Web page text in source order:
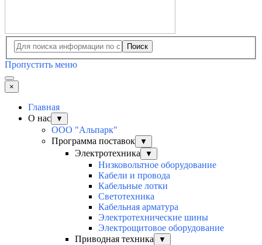
Поиск
Пропустить меню
×
Главная
О нас
▼
ООО "Альпарк"
Программа поставок
▼
Электротехника ▼
Низковольтное оборудование
Кабели и провода
Кабельные лотки
Светотехника
Кабельная арматура
Электротехнические шины
Электрощитовое оборудование
Приводная техника
▼